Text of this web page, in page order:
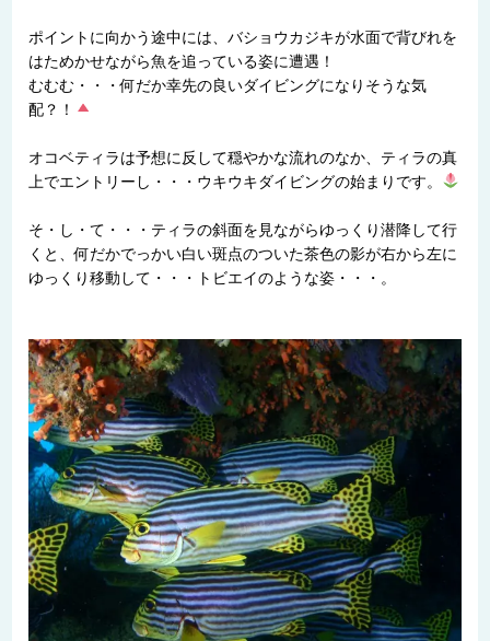
ポイントに向かう途中には、バショウカジキが水面で背びれを
はためかせながら魚を追っている姿に遭遇！
むむむ・・・何だか幸先の良いダイビングになりそうな気
配？！
オコベティラは予想に反して穏やかな流れのなか、ティラの真
上でエントリーし・・・ウキウキダイビングの始まりです。
そ・し・て・・・ティラの斜面を見ながらゆっくり潜降して行
くと、何だかでっかい白い斑点のついた茶色の影が右から左に
ゆっくり移動して・・・トビエイのような姿・・・。